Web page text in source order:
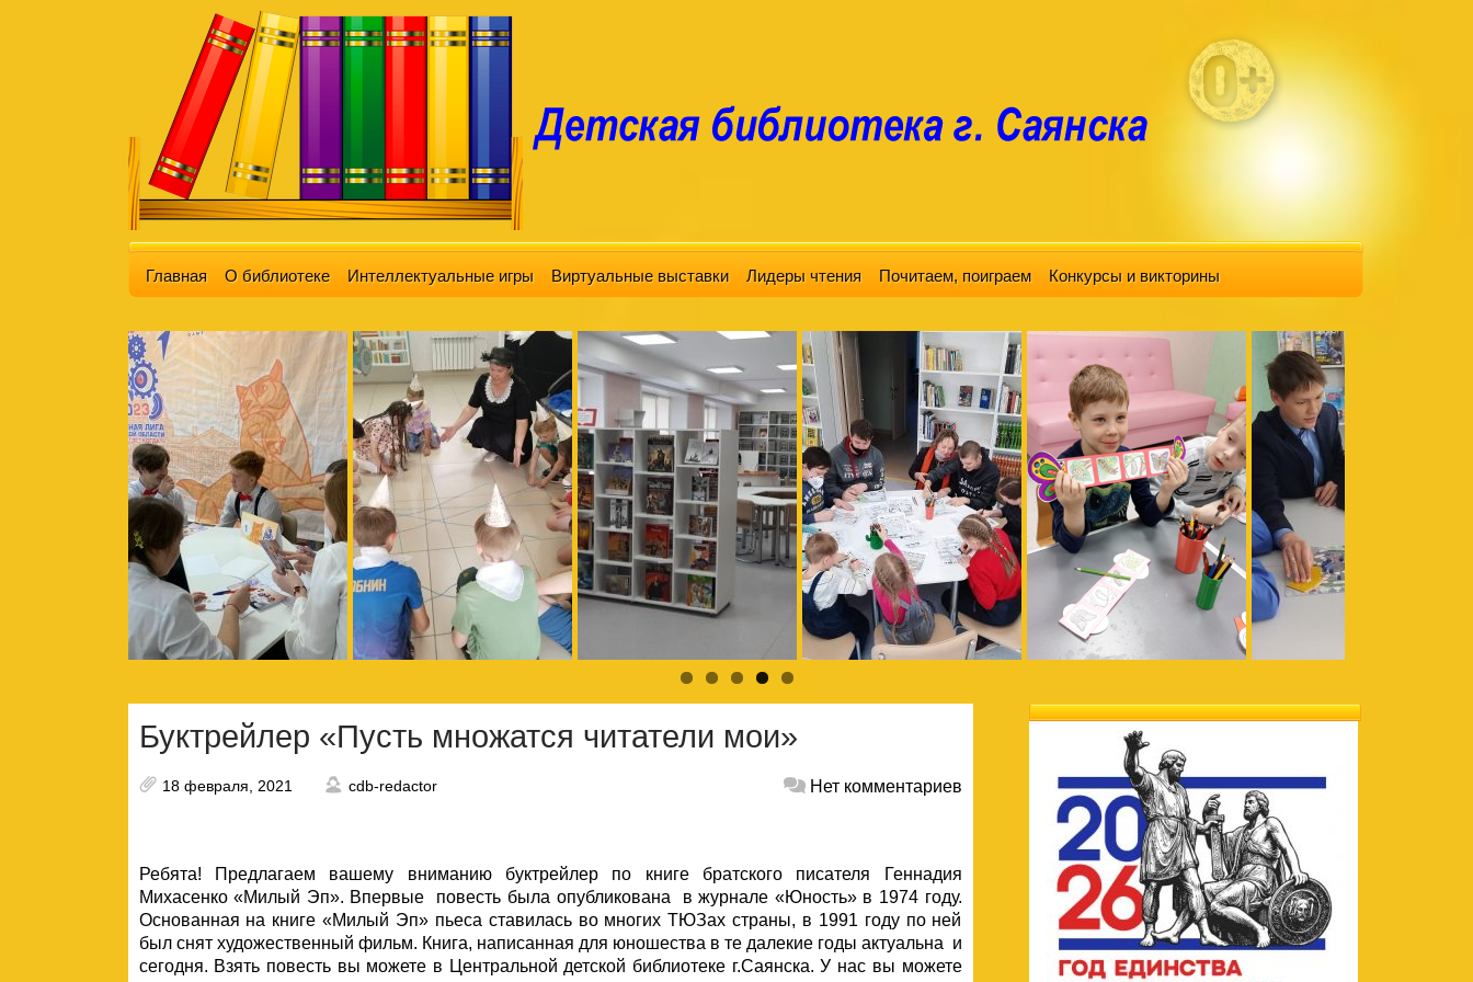
Главная О библиотеке Интеллектуальные игры Виртуальные выставки Лидеры чтения Почитаем, поиграем Конкурсы и викторины
Буктрейлер «Пусть множатся читатели мои»
18 февраля, 2021 cdb-redactor Нет комментариев
Ребята! Предлагаем вашему вниманию буктрейлер по книге братского писателя Геннадия
Михасенко «Милый Эп». Впервые повесть была опубликована в журнале «Юность» в 1974 году.
Основанная на книге «Милый Эп» пьеса ставилась во многих ТЮЗах страны, в 1991 году по ней
был снят художественный фильм. Книга, написанная для юношества в те далекие годы актуальна и
сегодня. Взять повесть вы можете в Центральной детской библиотеке г.Саянска. У нас вы можете